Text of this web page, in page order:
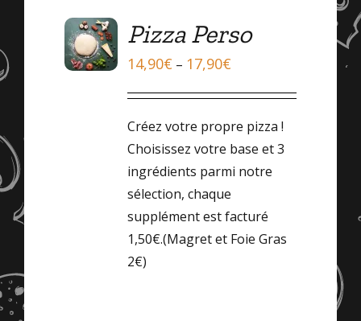
Pizza Perso
14,90€ – 17,90€
Créez votre propre pizza !
Choisissez votre base et 3
ingrédients parmi notre
sélection, chaque
supplément est facturé
1,50€.(Magret et Foie Gras
2€)